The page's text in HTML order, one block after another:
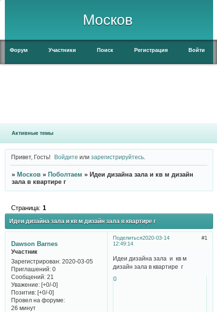
Москов
Форум Участники Поиск Регистрация Войти
Активные темы
Привет, Гость! Войдите илизарегистрируйтесь
» Москов » Поболтаем » Идеи дизайна зала и кв м дизайн
зала в квартире г
Идеи дизайна зала и кв м дизайн зала в квартире г
Страница: 1
Поделиться 1
2020-03-14
12:49:14
Dawson Barnes
Участник
Зарегистрирован: 2020-03-05
Приглашений:0
Сообщений:21
Уважение: [+0/-0]
Позитив: [+0/-0]
Провел на форуме:
26 минут
Идеи дизайна зала и кв м
дизайн зала в квартире г
0